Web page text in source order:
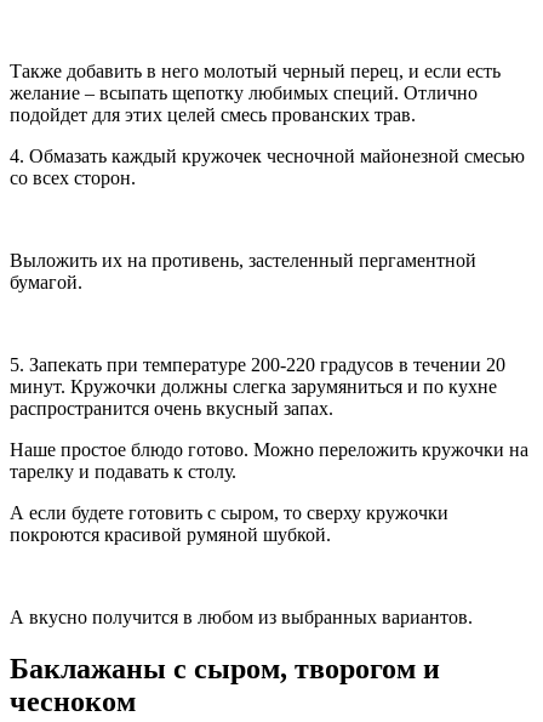
Также добавить в него молотый черный перец, и если есть
желание – всыпать щепотку любимых специй. Отлично
подойдет для этих целей смесь прованских трав.
4. Обмазать каждый кружочек чесночной майонезной смесью
со всех сторон.
Выложить их на противень, застеленный пергаментной
бумагой.
5. Запекать при температуре 200-220 градусов в течении 20
минут. Кружочки должны слегка зарумяниться и по кухне
распространится очень вкусный запах.
Наше простое блюдо готово. Можно переложить кружочки на
тарелку и подавать к столу.
А если будете готовить с сыром, то сверху кружочки
покроются красивой румяной шубкой.
А вкусно получится в любом из выбранных вариантов.
Баклажаны с сыром, творогом и
чесноком